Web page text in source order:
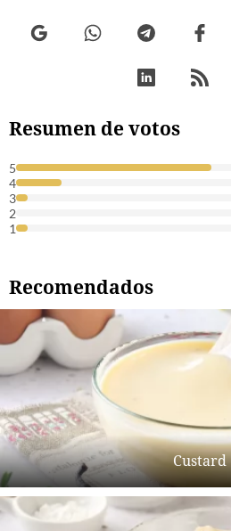
Resumen de votos
5
4
3
2
1
Recomendados
Custard